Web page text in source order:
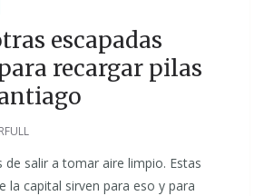
escapadas
recargar pilas
de salir a tomar aire limpio. Estas
la capital sirven para eso y para